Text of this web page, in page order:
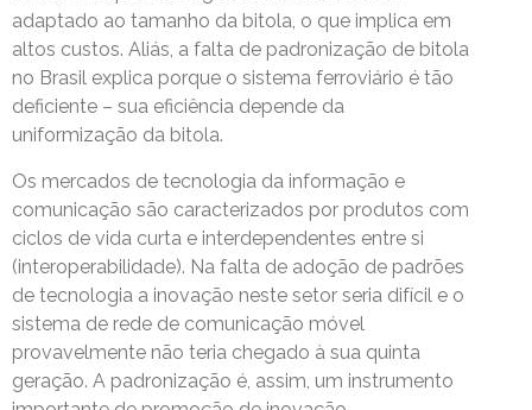
adaptado ao tamanho da bitola, o que implica em
altos custos. Aliás, a falta de padronização de bitola
no Brasil explica porque o sistema ferroviário é tão
deficiente – sua eficiência depende da
uniformização da bitola.
Os mercados de tecnologia da informação e
comunicação são caracterizados por produtos com
ciclos de vida curta e interdependentes entre si
(interoperabilidade). Na falta de adoção de padrões
de tecnologia a inovação neste setor seria difícil e o
sistema de rede de comunicação móvel
provavelmente não teria chegado à sua quinta
geração. A padronização é, assim, um instrumento